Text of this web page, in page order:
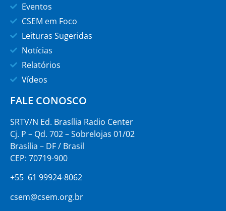
Eventos
CSEM em Foco
Leituras Sugeridas
Notícias
Relatórios
Vídeos
FALE CONOSCO
SRTV/N Ed. Brasília Radio Center
Cj. P – Qd. 702 – Sobrelojas 01/02
Brasília – DF / Brasil
CEP: 70719-900
+55 61 99924-8062
csem@csem.org.br